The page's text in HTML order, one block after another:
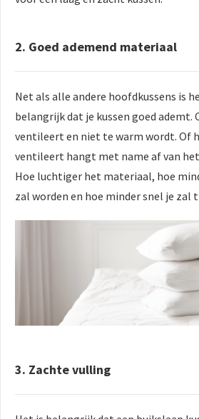
2. Goed ademend materiaal
Net als alle andere hoofdkussens is
belangrijk dat je kussen goed ademt.
ventileert en niet te warm wordt. Of
ventileert hangt met name af van
Hoe luchtiger het materiaal, hoe
zal worden en hoe minder snel je zal
3. Zachte vulling